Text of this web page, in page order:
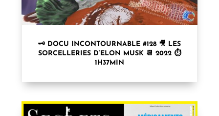
🗝 DOCU INCONTOURNABLE #128 🎥 LES
SORCELLERIES D’ELON MUSK 📆 2022 ⏱
1H37MIN